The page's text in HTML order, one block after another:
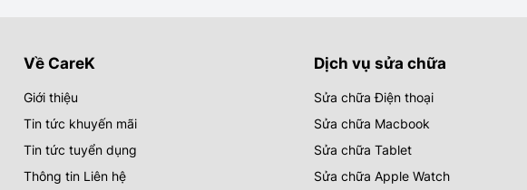
Về CareK
Giới thiệu
Tin tức khuyến mãi
Tin tức tuyển dụng
Thông tin Liên hệ
Dịch vụ sửa chữa
Sửa chữa Điện thoại
Sửa chữa Macbook
Sửa chữa Tablet
Sửa chữa Apple Watch